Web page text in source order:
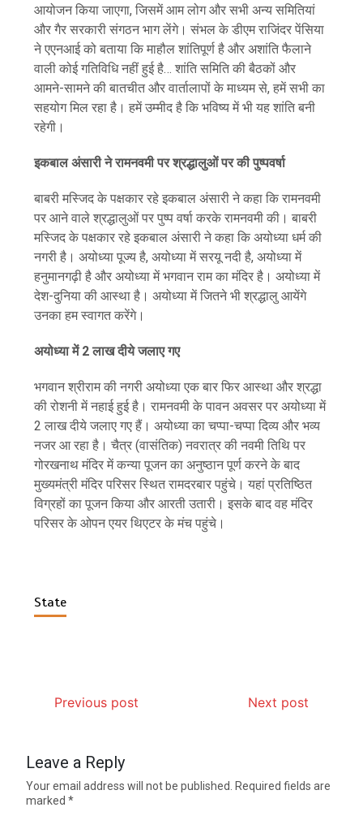
आयोजन किया जाएगा, जिसमें आम लोग और सभी अन्य समितियां
और गैर सरकारी संगठन भाग लेंगे। संभल के डीएम राजिंदर पेंसिया
ने एएनआई को बताया कि माहौल शांतिपूर्ण है और अशांति फैलाने
वाली कोई गतिविधि नहीं हुई है… शांति समिति की बैठकों और
आमने-सामने की बातचीत और वार्तालापों के माध्यम से, हमें सभी का
सहयोग मिल रहा है। हमें उम्मीद है कि भविष्य में भी यह शांति बनी
रहेगी।
इकबाल अंसारी ने रामनवमी पर श्रद्धालुओं पर की पुष्पवर्षा
बाबरी मस्जिद के पक्षकार रहे इकबाल अंसारी ने कहा कि रामनवमी
पर आने वाले श्रद्धालुओं पर पुष्प वर्षा करके रामनवमी की। बाबरी
मस्जिद के पक्षकार रहे इकबाल अंसारी ने कहा कि अयोध्या धर्म की
नगरी है। अयोध्या पूज्य है, अयोध्या में सरयू नदी है, अयोध्या में
हनुमानगढ़ी है और अयोध्या में भगवान राम का मंदिर है। अयोध्या में
देश-दुनिया की आस्था है। अयोध्या में जितने भी श्रद्धालु आयेंगे
उनका हम स्वागत करेंगे।
अयोध्या में 2 लाख दीये जलाए गए
भगवान श्रीराम की नगरी अयोध्या एक बार फिर आस्था और श्रद्धा
की रोशनी में नहाई हुई है। रामनवमी के पावन अवसर पर अयोध्या में
2 लाख दीये जलाए गए हैं। अयोध्या का चप्पा-चप्पा दिव्य और भव्य
नजर आ रहा है। चैत्र (वासंतिक) नवरात्र की नवमी तिथि पर
गोरखनाथ मंदिर में कन्या पूजन का अनुष्ठान पूर्ण करने के बाद
मुख्यमंत्री मंदिर परिसर स्थित रामदरबार पहुंचे। यहां प्रतिष्ठित
विग्रहों का पूजन किया और आरती उतारी। इसके बाद वह मंदिर
परिसर के ओपन एयर थिएटर के मंच पहुंचे।
State
Previous post Next post
Leave a Reply
Your email address will not be published. Required fields are
marked*